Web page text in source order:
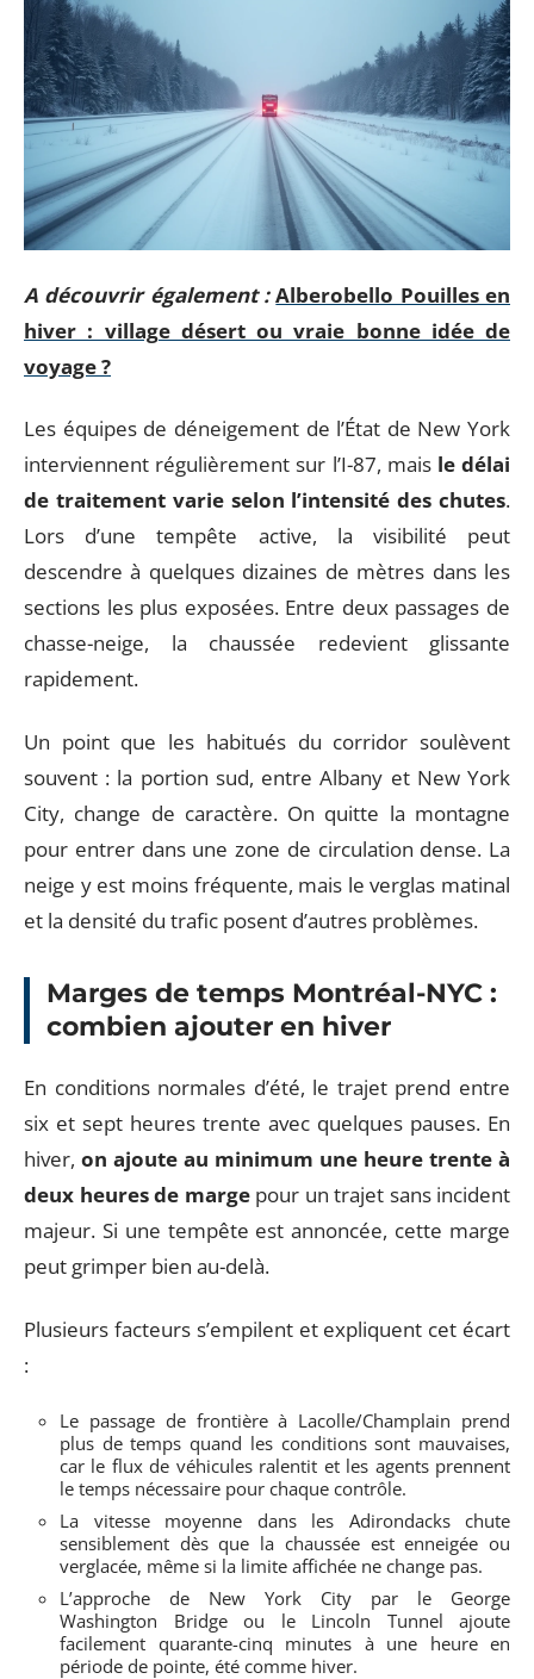
A découvrir également : Alberobello Pouilles en
hiver : village désert ou vraie bonne idée de
voyage ?
Les équipes de déneigement de l’État de New York
interviennent régulièrement sur l’I-87, mais le délai
de traitement varie selon l’intensité des chutes.
Lors d’une tempête active, la visibilité peut
descendre à quelques dizaines de mètres dans les
sections les plus exposées. Entre deux passages de
chasse-neige, la chaussée redevient glissante
rapidement.
Un point que les habitués du corridor soulèvent
souvent : la portion sud, entre Albany et New York
City, change de caractère. On quitte la montagne
pour entrer dans une zone de circulation dense. La
neige y est moins fréquente, mais le verglas matinal
et la densité du trafic posent d’autres problèmes.
Marges de temps Montréal-NYC :
combien ajouter en hiver
En conditions normales d’été, le trajet prend entre
six et sept heures trente avec quelques pauses. En
hiver, on ajoute au minimum une heure trente à
deux heures de margepour un trajet sans incident
majeur. Si une tempête est annoncée, cette marge
peut grimper bien au-delà.
Plusieurs facteurs s’empilent et expliquent cet écart
:
Le passage de frontière à Lacolle/Champlain prend
plus de temps quand les conditions sont mauvaises,
car le flux de véhicules ralentit et les agents prennent
le temps nécessaire pour chaque contrôle.
La vitesse moyenne dans les Adirondacks chute
sensiblement dès que la chaussée est enneigée ou
verglacée, même si la limite affichée ne change pas.
L’approche de New York City par le George
Washington Bridge ou le Lincoln Tunnel ajoute
facilement quarante-cinq minutes à une heure en
période de pointe, été comme hiver.